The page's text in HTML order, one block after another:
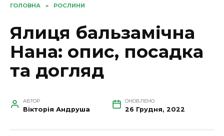
ГОЛОВНА » РОСЛИНИ
Ялиця бальзамічна
Нана: опис, посадка
та догляд
АВТОР
Вікторія Андруша
ОНОВЛЕНО
26 Грудня, 2022